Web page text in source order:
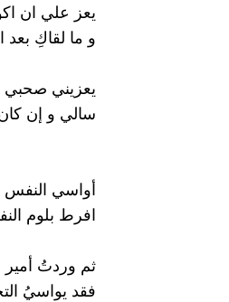
يعز علي ان
و ما لقاكِ بعد
يعزيني صحبي
سالي و إن كان
أواسي النفس
افرط بلوم
ثم وردتُ أمير
فقد يواسيُ